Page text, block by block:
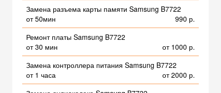
Замена разъема карты памяти Samsung B7722
от 50мин
990 р.
Ремонт платы Samsung B7722
от 30 мин
от 1000 р.
Замена контроллера питания Samsung B7722
от 1 часа
от 2000 р.